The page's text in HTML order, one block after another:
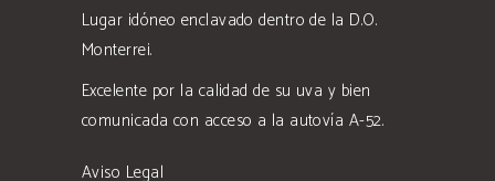
Lugar idóneo enclavado dentro de la D.O.
Monterrei.
Excelente por la calidad de su uva y bien
comunicada con acceso a la autovía A-52.
Aviso Legal